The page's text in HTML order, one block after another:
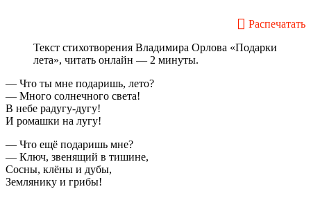
Распечатать
Текст стихотворения Владимира Орлова «Подарки
лета», читать онлайн — 2 минуты.
— Что ты мне подаришь, лето?
— Много солнечного света!
В небе pадyгy-дyгy!
И ромашки на лyгy!
— Что ещё подаришь мне?
— Ключ, звенящий в тишине,
Сосны, клёны и дубы,
Землянику и грибы!